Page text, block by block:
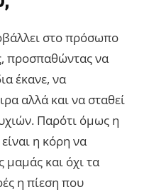
στο πρόσωπο
προσπαθώντας να
έκανε, να
αλλά και να σταθεί
Παρότι όμως η
η κόρη να
μαμάς και όχι τα
η πίεση που